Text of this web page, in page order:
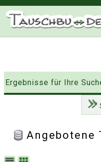
Ergebnisse für Ihre
Angebotene